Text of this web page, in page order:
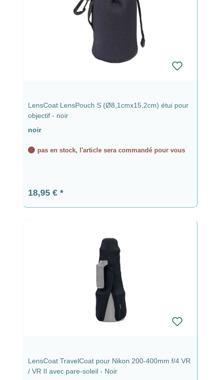
LensCoat LensPouch S (Ø8,1cmx15,2cm) étui pour
objectif - noir
noir
pas en stock, l'article sera commandé pour vous
Prix régulier :
18,95 €
LensCoat TravelCoat pour Nikon 200-400mm f/4 VR
/ VR II avec pare-soleil - Noir